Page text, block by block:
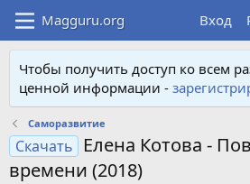
Вход
Чтобы получить доступ ко всем
ценной информации -
Саморазвитие
Скачать
Елена Котова -
времени (2018)